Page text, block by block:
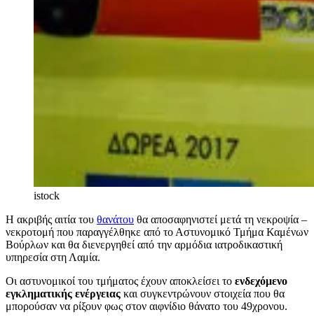
istock
Η ακριβής αιτία του θανάτου θα αποσαφηνιστεί μετά τη νεκροψία –
νεκροτομή που παραγγέλθηκε από το Αστυνομικό Τμήμα Καμένων
Βούρλων και θα διενεργηθεί από την αρμόδια ιατροδικαστική
υπηρεσία στη Λαμία.
Οι αστυνομικοί του τμήματος έχουν αποκλείσει το ενδεχόμενο
εγκληματικής ενέργειας και συγκεντρώνουν στοιχεία που θα
μπορούσαν να ρίξουν φως στον αιφνίδιο θάνατο του 49χρονου.